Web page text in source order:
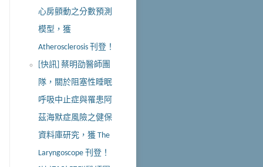
心房顫動之分數預測
模型，獲
Atherosclerosis 刊登！
[快訊] 蔡明劭醫師團
隊，關於阻塞性睡眠
呼吸中止症與罹患阿
茲海默症風險之健保
資料庫研究，獲 The
Laryngoscope 刊登！